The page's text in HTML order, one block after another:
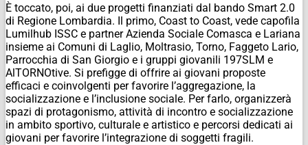
È toccato, poi, ai due progetti finanziati dal bando Smart 2.0
di Regione Lombardia. Il primo, Coast to Coast, vede capofila
Lumilhub ISSC e partner Azienda Sociale Comasca e Lariana
insieme ai Comuni di Laglio, Moltrasio, Torno, Faggeto Lario,
Parrocchia di San Giorgio e i gruppi giovanili 197SLM e
AlTORNOtive. Si prefigge di offrire ai giovani proposte
efficaci e coinvolgenti per favorire l’aggregazione, la
socializzazione e l’inclusione sociale. Per farlo, organizzerà
spazi di protagonismo, attività di incontro e socializzazione
in ambito sportivo, culturale e artistico e percorsi dedicati ai
giovani per favorire l’integrazione di soggetti fragili.